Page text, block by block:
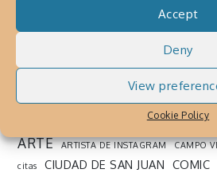
Accept
Deny
View
Cookie Policy
Corto Cuento del artista
presenta sus microrrelatos
narrativa de las Redes
SEARCH THE WEB
ARTE ARTISTA DE INSTAGRAM
CAMPO
citas
CIUDAD DE SAN JUAN COMIC